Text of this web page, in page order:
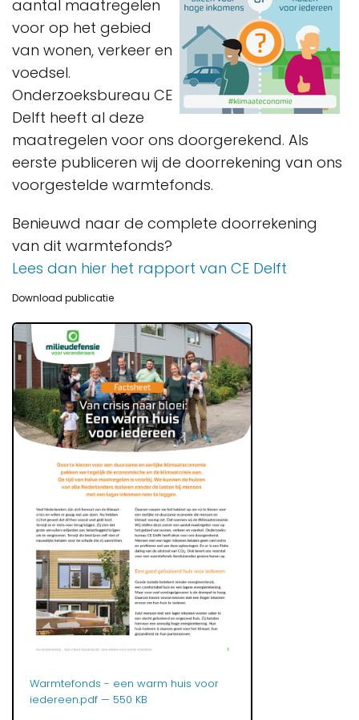
aantal maatregelen
voor op het gebied
van wonen, verkeer en
voedsel.
Onderzoeksbureau CE
Delft heeft al deze
maatregelen voor ons doorgerekend. Als
eerste publiceren wij de doorrekening van ons
voorgestelde warmtefonds.
Benieuwd naar de complete doorrekening
van dit warmtefonds?
Lees dan hier het rapport van CE Delft
Download publicatie
Warmtefonds - een warm huis voor
iedereen.pdf — 550 KB